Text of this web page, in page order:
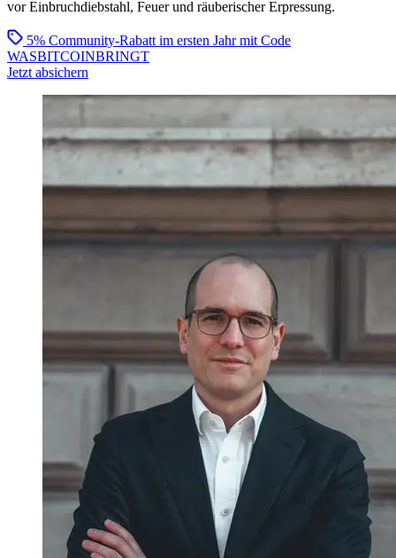
vor Einbruchdiebstahl, Feuer und räuberischer Erpressung.
5% Community-Rabatt im ersten Jahrmit Code
WASBITCOINBRINGT
Jetzt absichern